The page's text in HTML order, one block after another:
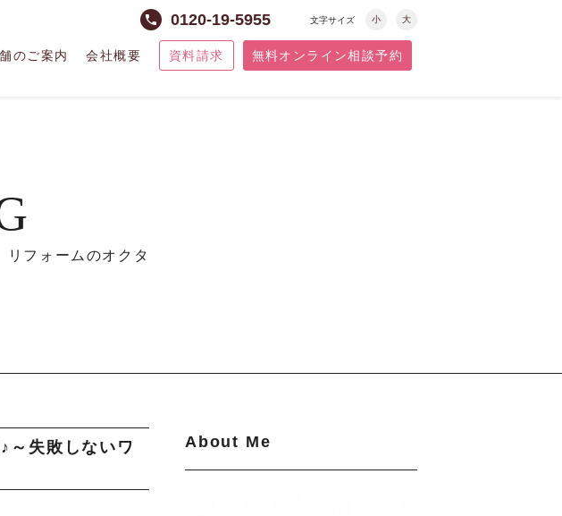
phone 0120-19-5955 文字サイズ 小 大
のご案内 会社概要 資料請求 無料オンライン相談予約
フォームのオクタ
～失敗しないワ
About Me